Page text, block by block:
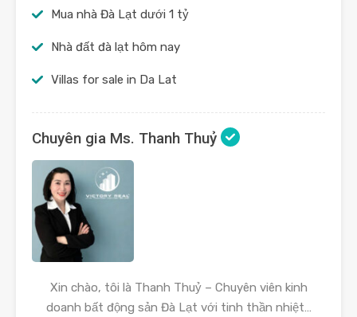
Mua nhà Đà Lạt dưới 1 tỷ
Nhà đất đà lạt hôm nay
Villas for sale in Da Lat
Chuyên gia Ms. Thanh Thuỷ
Xin chào, tôi là Thanh Thuỷ – Chuyên viên kinh
doanh bất động sản Đà Lạt với tinh thần nhiệt…